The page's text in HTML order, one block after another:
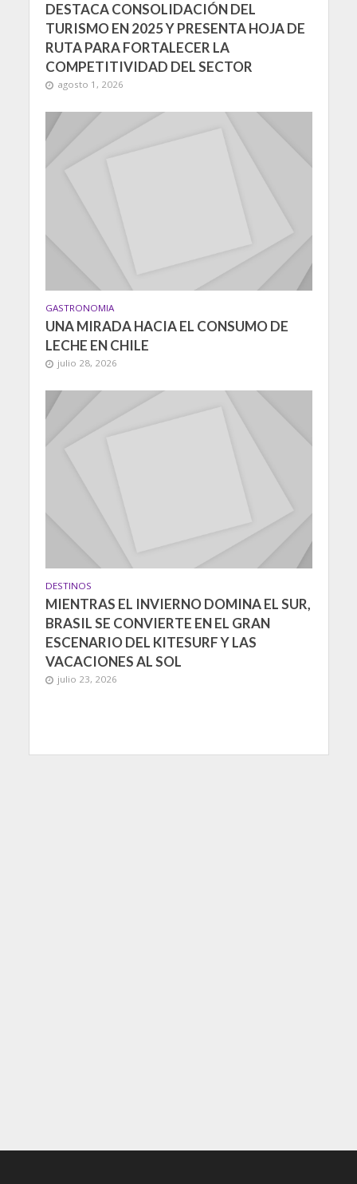
DESTACA CONSOLIDACIÓN DEL
TURISMO EN 2025 Y PRESENTA HOJA DE
RUTA PARA FORTALECER LA
COMPETITIVIDAD DEL SECTOR
agosto 1, 2026
GASTRONOMIA
UNA MIRADA HACIA EL CONSUMO DE
LECHE EN CHILE
julio 28, 2026
DESTINOS
MIENTRAS EL INVIERNO DOMINA EL SUR,
BRASIL SE CONVIERTE EN EL GRAN
ESCENARIO DEL KITESURF Y LAS
VACACIONES AL SOL
julio 23, 2026